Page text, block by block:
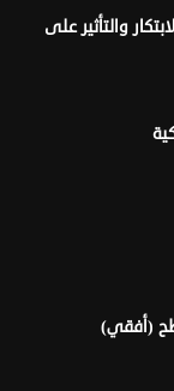
والتأثير على